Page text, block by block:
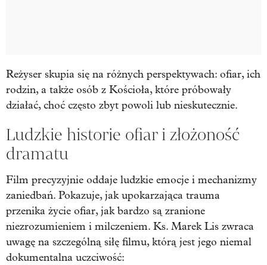
Reżyser skupia się na różnych perspektywach: ofiar, ich
rodzin, a także osób z Kościoła, które próbowały
działać, choć często zbyt powoli lub nieskutecznie.
Ludzkie historie ofiar i złożoność
dramatu
Film precyzyjnie oddaje ludzkie emocje i mechanizmy
zaniedbań. Pokazuje, jak upokarzająca trauma
przenika życie ofiar, jak bardzo są zranione
niezrozumieniem i milczeniem. Ks. Marek Lis zwraca
uwagę na szczególną siłę filmu, którą jest jego niemal
dokumentalna uczciwość: